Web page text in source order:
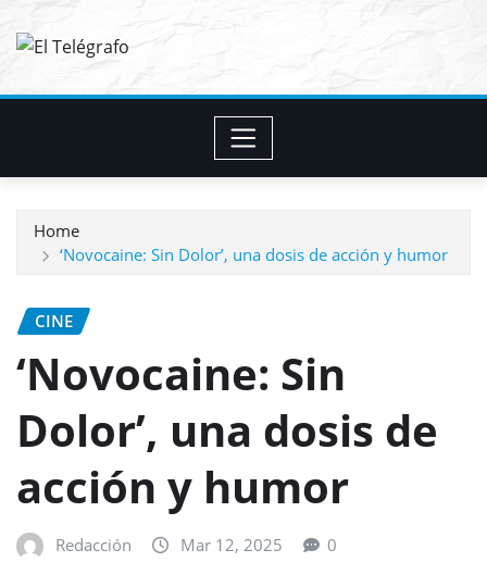
Home
‘Novocaine: Sin Dolor’, una dosis de acción y humor
CINE
‘Novocaine: Sin
Dolor’, una dosis de
acción y humor
Redacción Mar 12, 2025 0